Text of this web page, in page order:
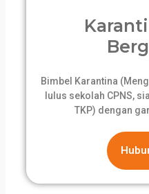
Bimbel Karantina
lulus sekolah CPNS,
TKP) dengan